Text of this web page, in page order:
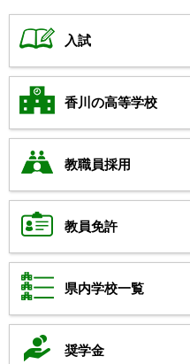
入試
香川の高等学校
教職員採用
教員免許
県内学校一覧
奨学金